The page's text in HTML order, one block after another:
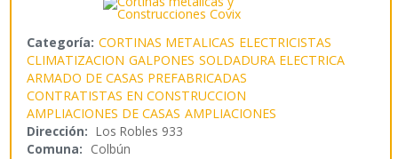
Categoría: CORTINAS METALICAS ELECTRICISTAS
CLIMATIZACION GALPONES SOLDADURA ELECTRICA
ARMADO DE CASAS PREFABRICADAS
CONTRATISTAS EN CONSTRUCCION
AMPLIACIONES DE CASAS AMPLIACIONES
Dirección: Los Robles 933
Comuna: Colbún